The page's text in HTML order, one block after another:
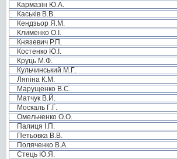
Кармазін Ю.А.
Каськів В.В.
Кендзьор Я.М.
Клименко О.І.
Князевич Р.П.
Костенко Ю.І.
Круць М.Ф.
Кульчинський М.Г.
Ляпіна К.М.
Марущенко В.С.
Матчук В.Й.
Москаль Г.Г.
Омельченко О.О.
Палиця І.П.
Петьовка В.В.
Поляченко В.А.
Стець Ю.Я.